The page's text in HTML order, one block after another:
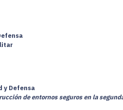
y Defensa
de entornos seguros en la